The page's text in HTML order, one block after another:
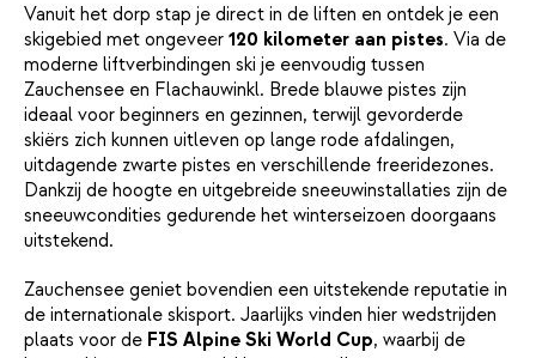
Vanuit het dorp stap je direct in de liften en ontdek je een
skigebied met ongeveer 120 kilometer aan pistes. Via de
moderne liftverbindingen ski je eenvoudig tussen
Zauchensee en Flachauwinkl. Brede blauwe pistes zijn
ideaal voor beginners en gezinnen, terwijl gevorderde
skiërs zich kunnen uitleven op lange rode afdalingen,
uitdagende zwarte pistes en verschillende freeridezones.
Dankzij de hoogte en uitgebreide sneeuwinstallaties zijn de
sneeuwcondities gedurende het winterseizoen doorgaans
uitstekend.
Zauchensee geniet bovendien een uitstekende reputatie in
de internationale skisport. Jaarlijks vinden hier wedstrijden
plaats voor de FIS Alpine Ski World Cup, waarbij de